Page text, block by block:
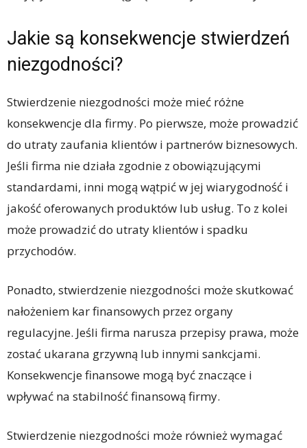
Jakie są konsekwencje stwierdzeń
niezgodności?
Stwierdzenie niezgodności może mieć różne
konsekwencje dla firmy. Po pierwsze, może prowadzić
do utraty zaufania klientów i partnerów biznesowych.
Jeśli firma nie działa zgodnie z obowiązującymi
standardami, inni mogą wątpić w jej wiarygodność i
jakość oferowanych produktów lub usług. To z kolei
może prowadzić do utraty klientów i spadku
przychodów.
Ponadto, stwierdzenie niezgodności może skutkować
nałożeniem kar finansowych przez organy
regulacyjne. Jeśli firma narusza przepisy prawa, może
zostać ukarana grzywną lub innymi sankcjami.
Konsekwencje finansowe mogą być znaczące i
wpływać na stabilność finansową firmy.
Stwierdzenie niezgodności może również wymagać